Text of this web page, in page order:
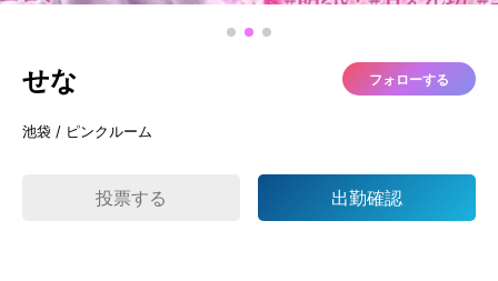
せな フォローする
池袋 / ピンクルーム
投票する 出勤確認